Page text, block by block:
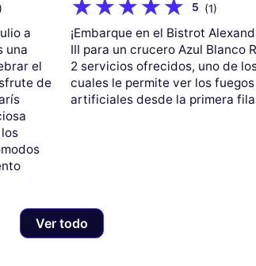
a
una
el
de
5 (1)
¡Embarque en el Bistrot
III para un crucero Azul Blanco
2 servicios ofrecidos, uno de
cuales le permite ver los fuegos
artificiales desde la primera
Ver todo